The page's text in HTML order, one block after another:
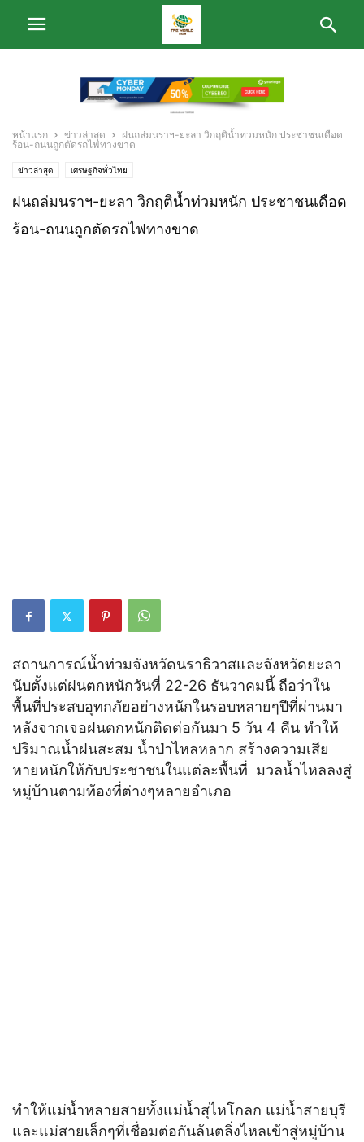
หน้าแรก ข่าวล่าสุด
ฝนถล่มนราฯ-ยะลา วิกฤติน้ำท่วมหนัก ประชาชนเดือด
ร้อน-ถนนถูกตัดรถไฟทางขาด
ข่าวล่าสุด เศรษฐกิจทั่วไทย
ฝนถล่มนราฯ-ยะลา วิกฤติน้ำท่วมหนัก ประชาชนเดือด
ร้อน-ถนนถูกตัดรถไฟทางขาด
สถานการณ์น้ำท่วมจังหวัดนราธิวาสและจังหวัดยะลา
นับตั้งแต่ฝนตกหนักวันที่ 22-26 ธันวาคมนี้ ถือว่าใน
พื้นที่ประสบอุทกภัยอย่างหนักในรอบหลายๆปีที่ผ่านมา
หลังจากเจอฝนตกหนักติดต่อกันมา 5 วัน 4 คืน ทำให้
ปริมาณน้ำฝนสะสม น้ำป่าไหลหลาก สร้างความเสีย
หายหนักให้กับประชาชนในแต่ละพื้นที่ มวลน้ำไหลลงสู่
หมู่บ้านตามท้องที่ต่างๆหลายอำเภอ
ทำให้แม่น้ำหลายสายทั้งแม่น้ำสุไหโกลก แม่น้ำสายบุรี
และแม่สายเล็กๆที่เชื่อมต่อกันล้นตลิ่งไหลเข้าสู่หมู่บ้าน